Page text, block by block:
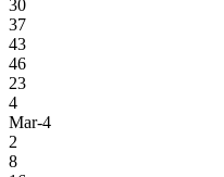
30
37
43
46
23
4
Mar-4
2
8